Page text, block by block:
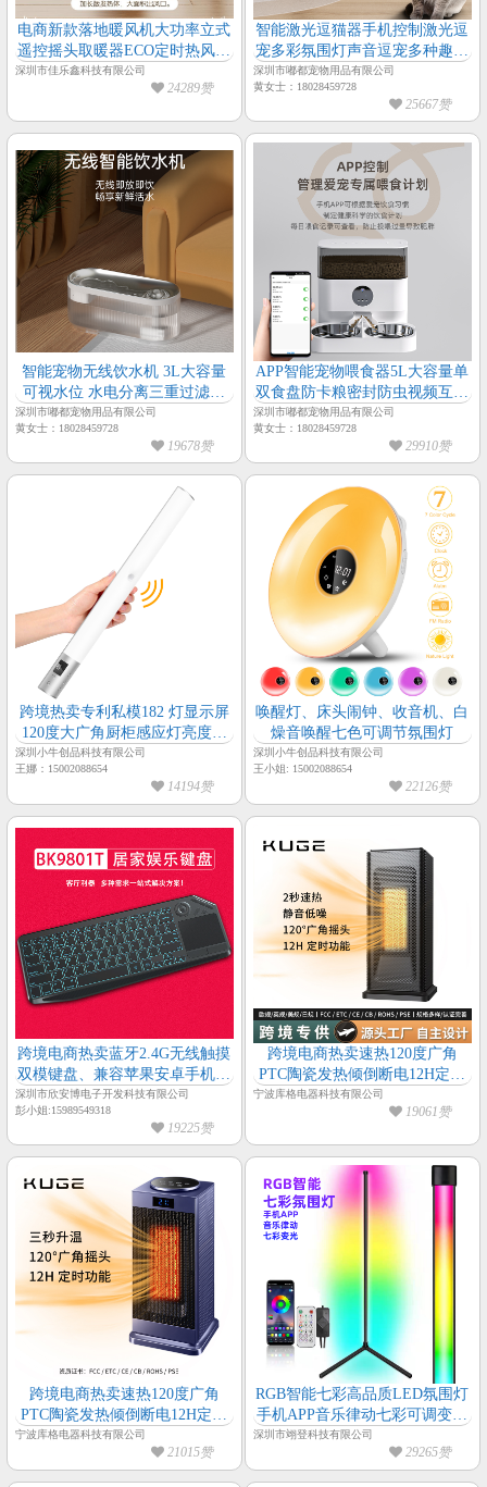
电商新款落地暖风机大功率立式
遥控摇头取暖器ECO定时热风电
暖器厂家
深圳市佳乐鑫科技有限公司
24289赞
智能激光逗猫器手机控制激光逗
宠多彩氛围灯声音逗宠多种趣味
模式
深圳市嘟都宠物用品有限公司
黄女士：18028459728
25667赞
智能宠物无线饮水机 3L大容量
可视水位 水电分离三重过滤静
音循环出水-宠物饮水机
深圳市嘟都宠物用品有限公司
黄女士：18028459728
19678赞
APP智能宠物喂食器5L大容量单
双食盘防卡粮密封防虫视频互动
语音逗宠宠物喂食器
深圳市嘟都宠物用品有限公司
黄女士：18028459728
29910赞
跨境热卖专利私模182 灯显示屏
120度大广角厨柜感应灯亮度色
温可调长续航
深圳小牛创品科技有限公司
王娜：15002088654
14194赞
唤醒灯、床头闹钟、收音机、白
燥音唤醒七色可调节氛围灯
深圳小牛创品科技有限公司
王小姐: 15002088654
22126赞
跨境电商热卖蓝牙2.4G无线触摸
双模键盘、兼容苹果安卓手机平
板智能电视电脑键盘、多媒体热
键键盘
深圳市欣安博电子开发科技有限公司
彭小姐:15989549318
19225赞
跨境电商热卖速热120度广角
PTC陶瓷发热倾倒断电12H定时
过热保护三档可调暖风机
宁波库格电器科技有限公司
19061赞
跨境电商热卖速热120度广角
PTC陶瓷发热倾倒断电12H定时
过热保护暖风机
宁波库格电器科技有限公司
21015赞
RGB智能七彩高品质LED氛围灯
手机APP音乐律动七彩可调变光
可拆卸小体积落地氛围墙角灯
深圳市翊登科技有限公司
29265赞